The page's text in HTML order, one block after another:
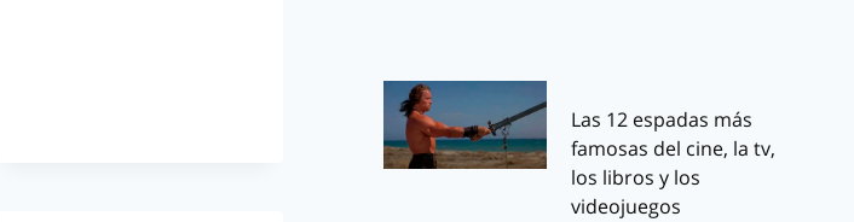
Las 12 espadas más
famosas del cine, la tv,
los libros y los
videojuegos